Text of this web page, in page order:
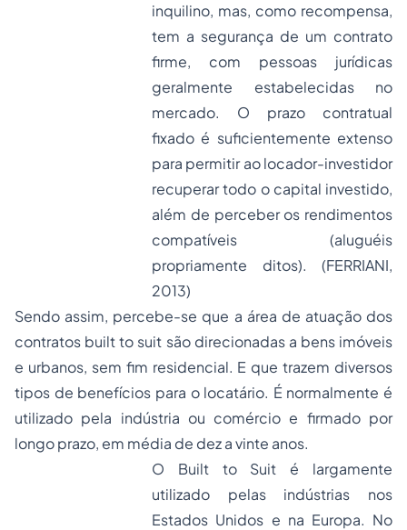
inquilino, mas, como recompensa,
tem a segurança de um contrato
firme, com pessoas jurídicas
geralmente estabelecidas no
mercado. O prazo contratual
fixado é suficientemente extenso
para permitir ao locador-investidor
recuperar todo o capital investido,
além de perceber os rendimentos
compatíveis (aluguéis
propriamente ditos). (FERRIANI,
2013)
Sendo assim, percebe-se que a área de atuação dos
contratos built to suit são direcionadas a bens imóveis
e urbanos, sem fim residencial. E que trazem diversos
tipos de benefícios para o locatário. É normalmente é
utilizado pela indústria ou comércio e firmado por
longo prazo, em média de dez a vinte anos.
O Built to Suit é largamente
utilizado pelas indústrias nos
Estados Unidos e na Europa. No